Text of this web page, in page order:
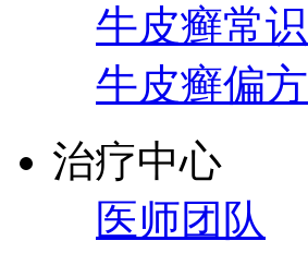
牛皮癣常识
牛皮癣偏方
治疗中心
医师团队